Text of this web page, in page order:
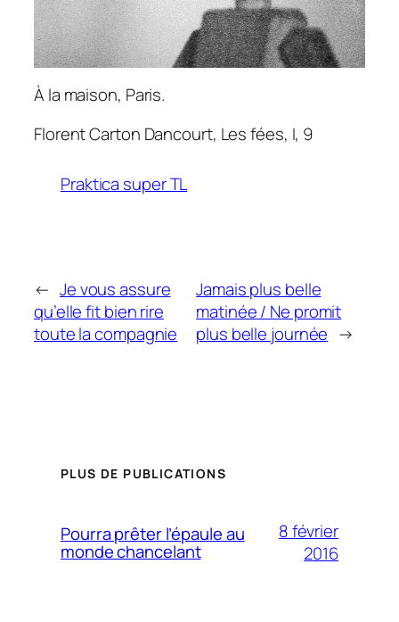
À la maison, Paris.
Florent Carton Dancourt, Les fées, I, 9
Praktica super TL
← Je vous assure
qu’elle fit bien rire
toute la compagnie
Jamais plus belle
matinée / Ne promit
plus belle journée →
PLUS DE PUBLICATIONS
Pourra prêter l’épaule au
monde chancelant
8 février
2016